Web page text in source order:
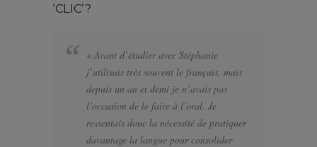
‘CLIC’?
« Avant d’étudier avec Stéphanie
j’utilisais très souvent le français, mais
depuis un an et demi je n’avais pas
l’occasion de le faire à l’oral. Je
ressentais donc la nécessité de pratiquer
davantage la langue pour consolider